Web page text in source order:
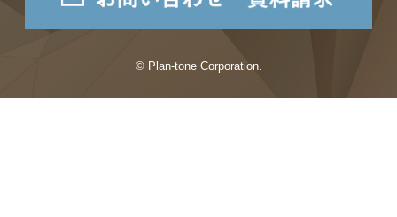
© Plan-tone Corporation.